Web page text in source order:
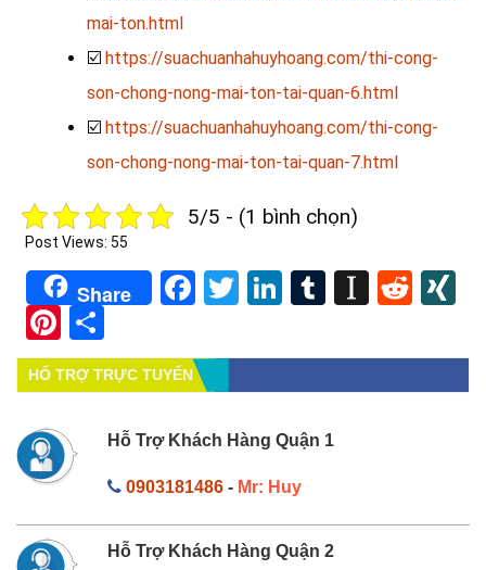
mai-ton.html
☑️ https://suachuanhahuyhoang.com/thi-cong-
son-chong-nong-mai-ton-tai-quan-6.html
☑️ https://suachuanhahuyhoang.com/thi-cong-
son-chong-nong-mai-ton-tai-quan-7.html
5/5 - (1 bình chọn)
Post Views: 55
Share Facebook
TwitterLinkedIn
Tumblr
Pinterest
HỔ TRỢ TRỰC TUYẾN
Hỗ Trợ Khách Hàng Quận 1
0903181486- Mr: Huy
Hỗ Trợ Khách Hàng Quận 2